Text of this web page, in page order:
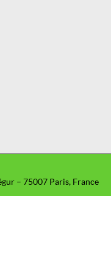
– 75007 Paris, France